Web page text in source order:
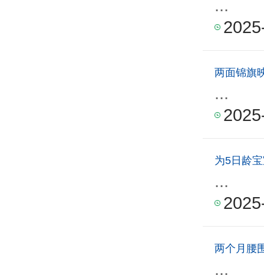
...
两面锦旗
...
为5日龄
...
两个月腰
...